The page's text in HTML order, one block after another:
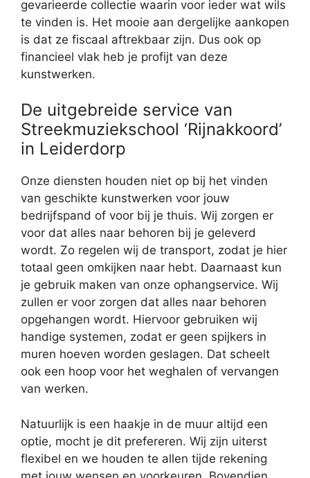
gevarieerde collectie waarin voor ieder wat wils
te vinden is. Het mooie aan dergelijke aankopen
is dat ze fiscaal aftrekbaar zijn. Dus ook op
financieel vlak heb je profijt van deze
kunstwerken.
De uitgebreide service van
Streekmuziekschool ‘Rijnakkoord’
in Leiderdorp
Onze diensten houden niet op bij het vinden
van geschikte kunstwerken voor jouw
bedrijfspand of voor bij je thuis. Wij zorgen er
voor dat alles naar behoren bij je geleverd
wordt. Zo regelen wij de transport, zodat je hier
totaal geen omkijken naar hebt. Daarnaast kun
je gebruik maken van onze ophangservice. Wij
zullen er voor zorgen dat alles naar behoren
opgehangen wordt. Hiervoor gebruiken wij
handige systemen, zodat er geen spijkers in
muren hoeven worden geslagen. Dat scheelt
ook een hoop voor het weghalen of vervangen
van werken.
Natuurlijk is een haakje in de muur altijd een
optie, mocht je dit prefereren. Wij zijn uiterst
flexibel en we houden te allen tijde rekening